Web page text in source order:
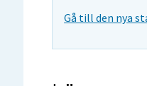
Gå till den nya